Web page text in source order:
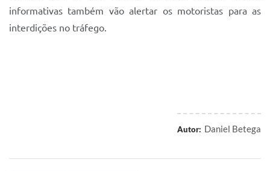
informativas também vão alertar os motoristas para as
interdições no tráfego.
Autor: Daniel Betega